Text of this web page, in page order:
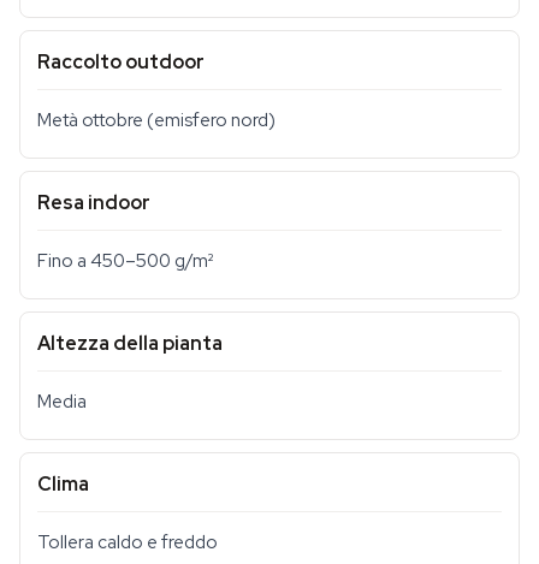
Raccolto outdoor
Metà ottobre (emisfero nord)
Resa indoor
Fino a 450–500 g/m²
Altezza della pianta
Media
Clima
Tollera caldo e freddo